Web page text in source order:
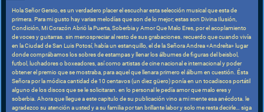
Hola Señor Gersio, es un verdadero placer el escuchar esta selección musical que esta de
primera. Para mi gusto hay varias melodías que son de lo mejor; estas son Divina Ilusión,
Condición, Mi Corazón Abrió la Puerta, Soberbia y Amor Que Malo Eres, por el acoplamiento
de voces y guitarras. sin menospreciar al resto de sus grabaciones. recuerdo que cuando vivía
en la Ciudad de San Luis Potosí, había un estanquillo, el de la Señora Andrea «Andreíta» lugar
donde comprábamos los sobres de estampas y llenar los álbumes de figuras del beisbol,
futbol, luchadores o boxeadores, así como artistas de cine nacional e internacional y poder
obtener el premio que se mostraba, para aquel que llenara primero el álbum en cuestión. Ésta
Señora por la módica cantidad de 10 centavos (un diez güero) ponía en un tocadiscos portátil
alguno de los discos que se le solicitaran. en lo personal le pedía amor que malo eres y
soberbia. Ahora que llegue a este capitulo de su publicación vino a mi mente esa anécdota. le
agradezco su atención a usted y a su familia por tan brillante labor y solo me resta decirle… siga